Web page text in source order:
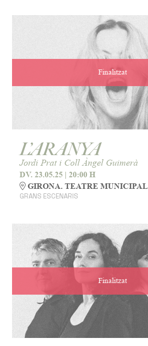
Finalitzat
L’ARANYA
Jordi Prat i Coll Àngel Guimerà
DV. 23.05.25 | 20:00 H
GIRONA. TEATRE MUNICIPAL
GRANS ESCENARIS
Finalitzat